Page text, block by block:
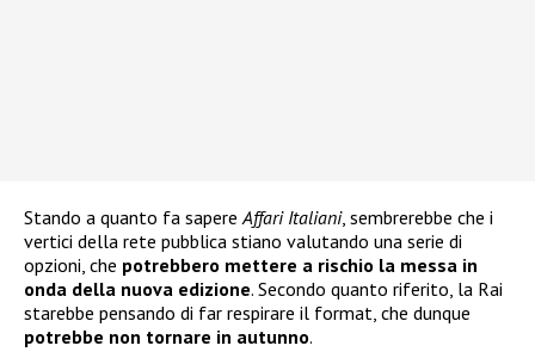
Stando a quanto fa sapereAffari Italiani, sembrerebbe che i
vertici della rete pubblica stiano valutando una serie di
opzioni, che potrebbero mettere a rischio la messa in
onda della nuova edizione. Secondo quanto riferito, la Rai
starebbe pensando di far respirare il format, che dunque
potrebbe non tornare in autunno.